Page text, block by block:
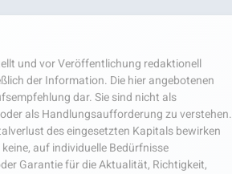
und vor Veröffentlichung redaktionell
der Information. Die hier angebotenen
dar. Sie sind nicht als
als Handlungsaufforderung zu verstehen.
des eingesetzten Kapitals bewirken
auf individuelle Bedürfnisse
Garantie für die Aktualität, Richtigkeit,